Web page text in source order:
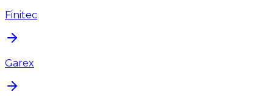
Finitec
Garex